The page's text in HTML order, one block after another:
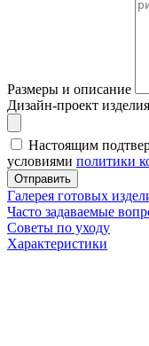
Размеры и описание
Дизайн-проект изделия
Настоящим
условиями политики
Отправить
Галерея готовых
Часто задаваемые
Советы по уходу
Характеристики